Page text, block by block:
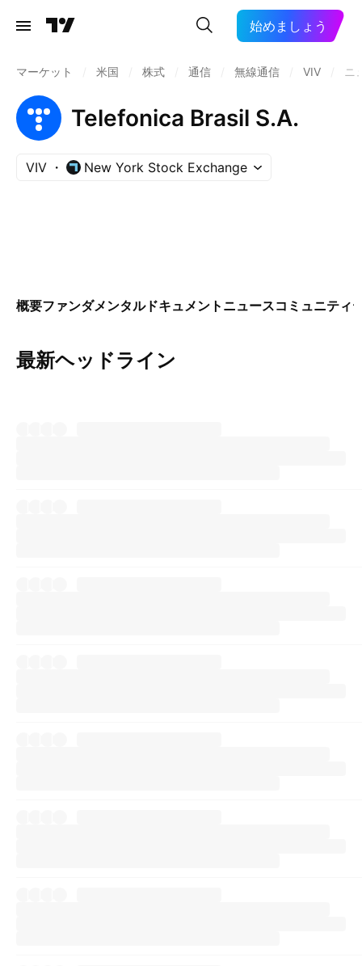
始めましょう
マーケット 米国 株式 通信 無線通信 VIV ニ
Telefonica Brasil S.A.
VIV New York Stock Exchange
概要ファンダメンタルドキュメント ニュースコミュニティ
最新ヘッドライン